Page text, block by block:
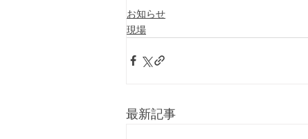
お知らせ
現場
最新記事